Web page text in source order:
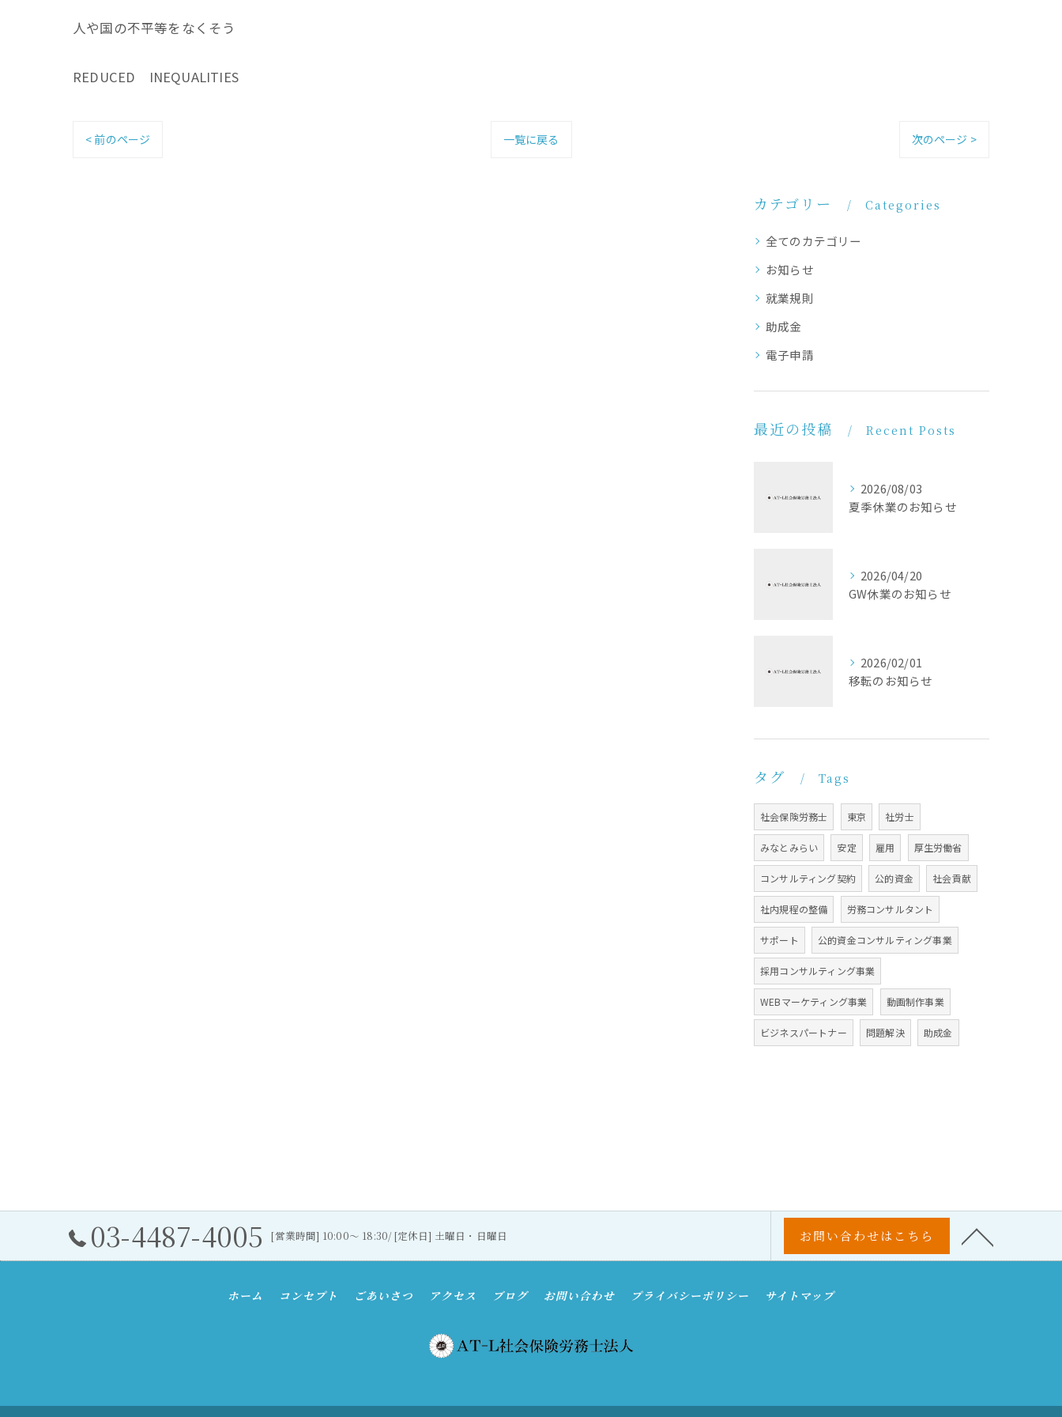
人や国の不平等をなくそう
REDUCED INEQUALITIES
< 前のページ 一覧に戻る 次のページ >
カテゴリー Categories
全てのカテゴリー
お知らせ
就業規則
助成金
電子申請
最近の投稿 Recent Posts
2026/08/03
夏季休業のお知らせ
2026/04/20
GW休業のお知らせ
2026/02/01
移転のお知らせ
タグ Tags
社会保険労務士 東京 社労士
みなとみらい 安定 雇用 厚生労働省
コンサルティング契約 公的資金 社会貢献
社内規程の整備 労務コンサルタント
サポート 公的資金コンサルティング事業
採用コンサルティング事業
WEBマーケティング事業 動画制作事業
ビジネスパートナー 問題解決 助成金
03-4487-4005 [営業時間] 10:00〜 18:30/ [定休日] 土曜日・日曜日 お問い合わせはこちら
ホーム コンセプト ごあいさつ アクセス ブログ お問い合わせ プライバシーポリシー サイトマップ